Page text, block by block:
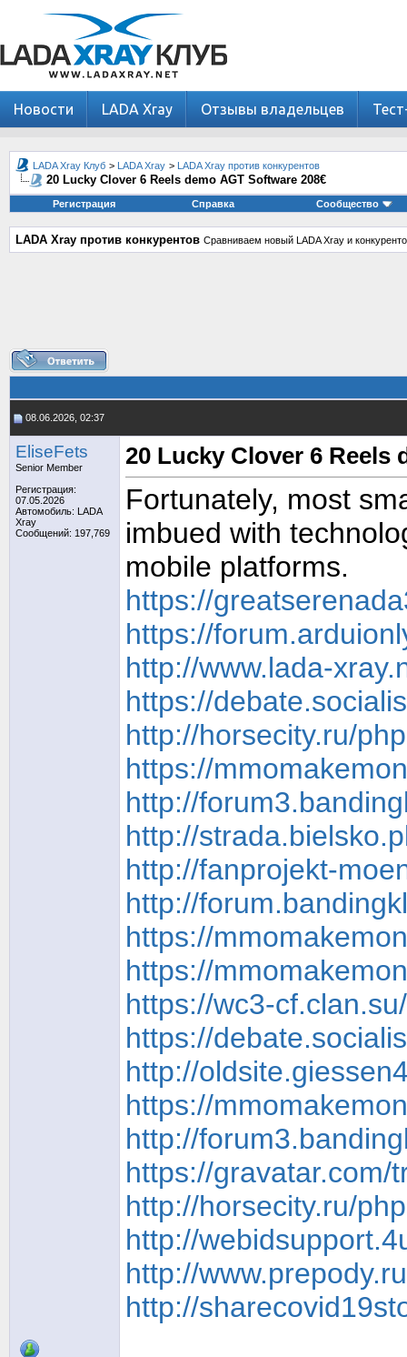
Новости LADA Xray Отзывы владельцев
LADA Xray Клуб > LADA Xray > LADA Xray против конкурентов
20 Lucky Clover 6 Reels demo AGT Software 208€
Регистрация Справка Сообщество
LADA Xray против конкурентов Сравниваем новый LADA Xray и
08.06.2026, 02:37
EliseFets
Senior Member
Регистрация:
07.05.2026
Автомобиль: LADA
Xray
Сообщений: 197,769
20 Lucky Clover 6 Reels
Fortunately, most
imbued with
mobile platforms.
https://
https://
http://www.lada-
https://
http://horsecity.ru/
https://
http://
http://
http://fanprojekt-
http://
https://
https://
https://wc3-
https://
http://
https://
http://
https://gravatar.com/
http://horsecity.ru/
http://
http://
http://